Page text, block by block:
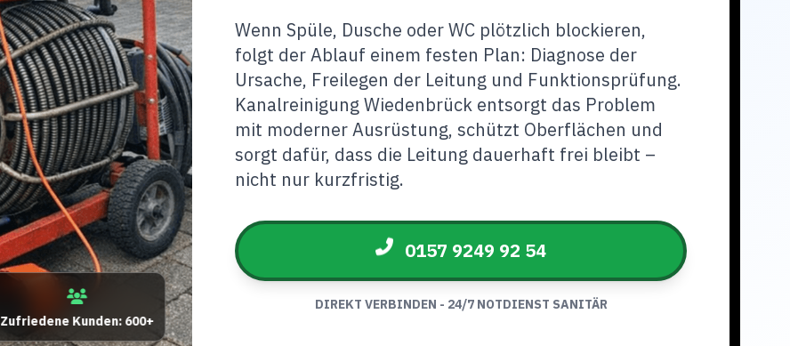
Zufriedene Kunden: 600+
Wenn Spüle, Dusche oder WC plötzlich blockieren,
folgt der Ablauf einem festen Plan: Diagnose der
Ursache, Freilegen der Leitung und Funktionsprüfung.
Kanalreinigung Wiedenbrück entsorgt das Problem
mit moderner Ausrüstung, schützt Oberflächen und
sorgt dafür, dass die Leitung dauerhaft frei bleibt –
nicht nur kurzfristig.
0157 9249 92 54
DIREKT VERBINDEN - 24/7 NOTDIENST SANITÄR